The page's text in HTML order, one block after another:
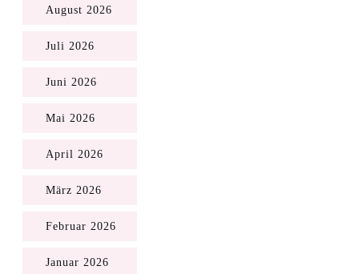
August 2026
Juli 2026
Juni 2026
Mai 2026
April 2026
März 2026
Februar 2026
Januar 2026